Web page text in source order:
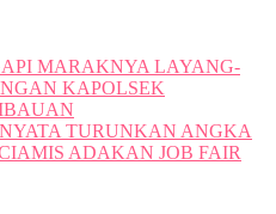
MARAKNYA LAYANG-
KAPOLSEK
TURUNKAN ANGKA
ADAKAN JOB FAIR